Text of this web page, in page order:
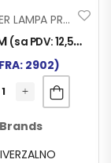
MARKER LAMPA PROSTAR LED BIJELI
(sa PDV:12,50
2902)
Brands